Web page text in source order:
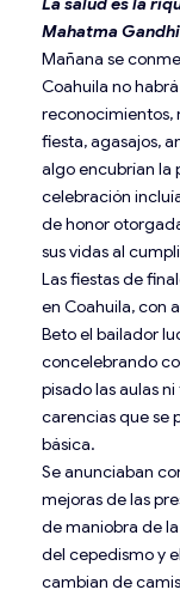
Mahatma
Mañana se
Coahuila no
reconocimientos,
fiesta, agasajos,
algo encubrían la
celebración
de honor
sus vidas al
Las fiestas de
en Coahuila, con
Beto el bailador
concelebrando
pisado las aulas
carencias que se
básica.
Se anunciaban
mejoras de las
de maniobra de
del cepedismo y
cambian de